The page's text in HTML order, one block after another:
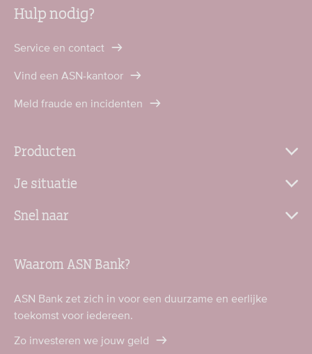
Hulp nodig?
Service en contact
Vind een ASN-kantoor
Meld fraude en incidenten
Producten
Je situatie
Snel naar
Waarom ASN Bank?
ASN Bank zet zich in voor een duurzame en eerlijke
toekomst voor iedereen.
Zo investeren we jouw geld